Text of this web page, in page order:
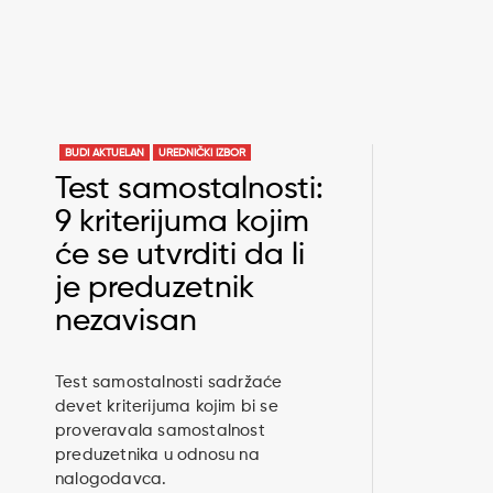
BUDI AKTUELAN UREDNIČKI IZBOR
Test samostalnosti:
9 kriterijuma kojim
će se utvrditi da li
je preduzetnik
nezavisan
Test samostalnosti sadržaće
devet kriterijuma kojim bi se
proveravala samostalnost
preduzetnika u odnosu na
nalogodavca.